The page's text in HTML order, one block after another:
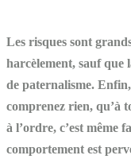
Les risques sont
harcèlement, sauf que
de paternalisme. Enfin,
comprenez rien, qu’à
à l’ordre, c’est
comportement est